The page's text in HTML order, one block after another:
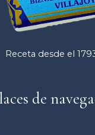
Receta desde el
de